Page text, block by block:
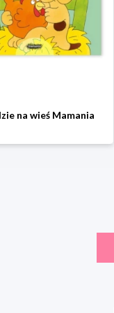
na wieś Mamania